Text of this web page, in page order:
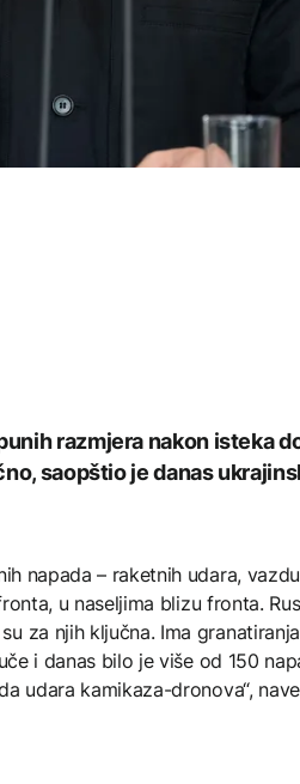
razmjera nakon isteka
saopštio je danas
napada – raketnih udara,
u naseljima blizu fronta.
za njih ključna. Ima
i danas bilo je više od 150
udara kamikaza-dronova“,